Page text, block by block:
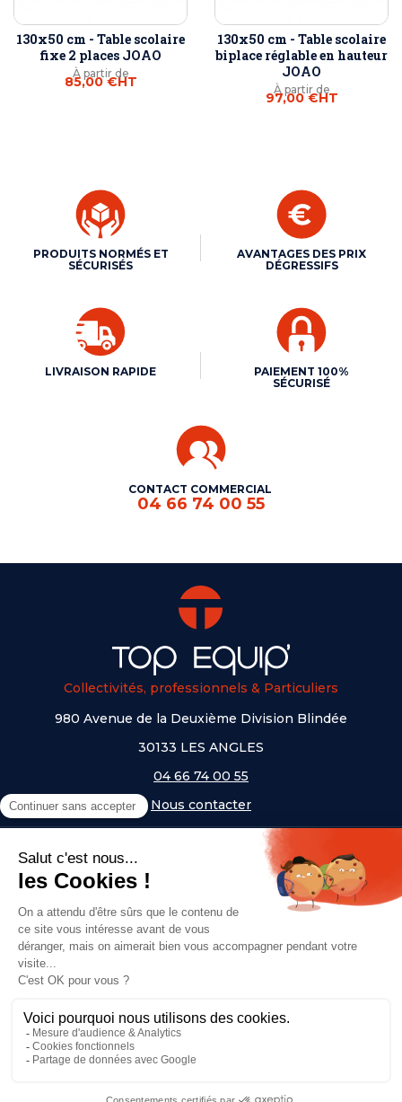
130x50 cm - Table scolaire
fixe 2 places JOAO
À partir de
85,00 €HT
130x50 cm - Table scolaire
biplace réglable en hauteur
JOAO
À partir de
97,00 €HT
PRODUITS NORMÉS ET
SÉCURISÉS
AVANTAGES DES PRIX
DÉGRESSIFS
LIVRAISON RAPIDE
PAIEMENT 100%
SÉCURISÉ
CONTACT COMMERCIAL
04 66 74 00 55
Collectivités, professionnels & Particuliers
980 Avenue de la Deuxième Division Blindée
30133 LES ANGLES
04 66 74 00 55
Nous contacter
NOS UNIVERS
- Serem
- Lifetime
- Mottez
- JAD Groupe